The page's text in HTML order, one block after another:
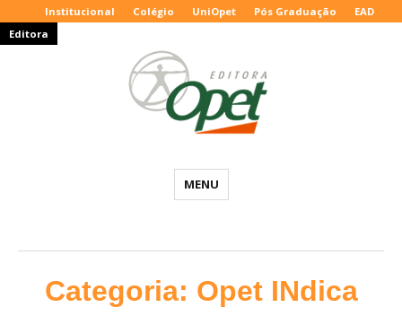
Institucional Colégio UniOpet Pós Graduação
EAD
Editora
Blog
Educacional
MENU
Categoria: Opet INdica